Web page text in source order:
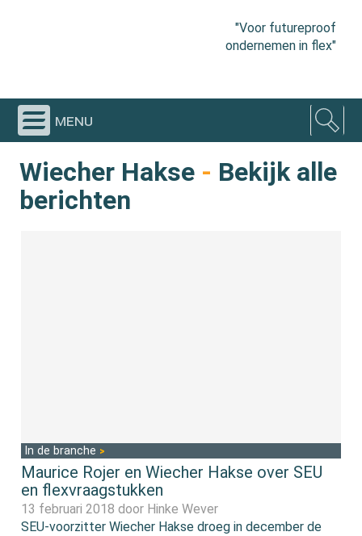
"Voor futureproof
ondernemen in flex"
menu
Wiecher Hakse - Bekijk alle
berichten
In de branche
Maurice Rojer en Wiecher Hakse over SEU
en flexvraagstukken
13 februari 2018 door Hinke Wever
SEU-voorzitter Wiecher Hakse droeg in december de